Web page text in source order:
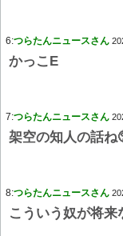
6:つらたんニュースさん
かっこE
7:つらたんニュースさん
架空の知人の話ね
8:つらたんニュースさん
こういう奴が将来